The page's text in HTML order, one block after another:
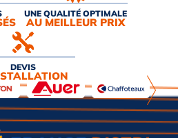
UNE QUALITÉ OPTIMALE
AU MEILLEUR PRIX
DEVIS